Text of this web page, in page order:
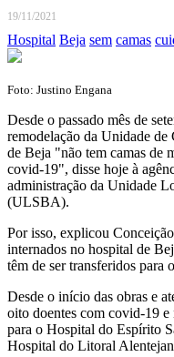
19/11/2021
Hospital Beja sem camas
Foto: Justino Engana
Desde o passado mês de
remodelação da Unidade
de Beja "não tem camas de
covid-19", disse hoje à
administração da Unidade
(ULSBA).
Por isso, explicou
internados no hospital de
têm de ser transferidos para
Desde o início das obras e
oito doentes com covid-19 e
para o Hospital do Espírito
Hospital do Litoral